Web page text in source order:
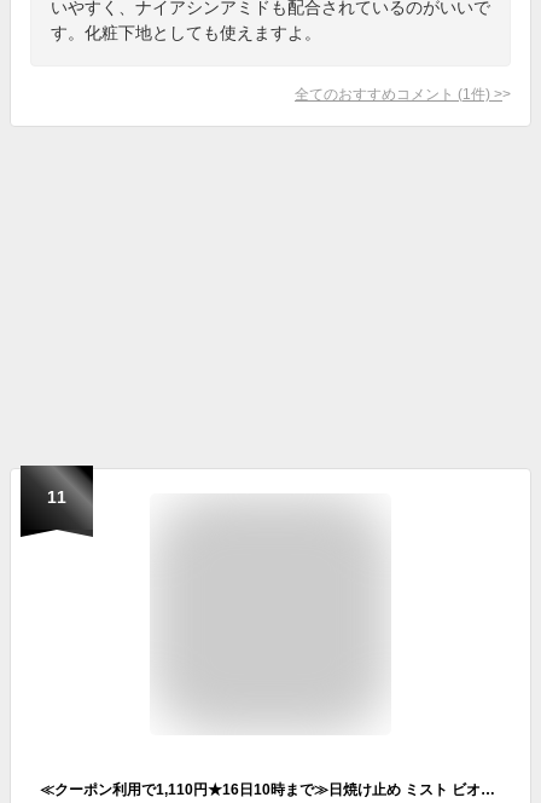
いやすく、ナイアシンアミドも配合されているのがいいで
す。化粧下地としても使えますよ。
全てのおすすめコメント (1 件) >
11
≪クーポン利用で1,110円★16日10時まで≫日焼け止め ミスト ビオレUV ウォータープルーフ 日焼け アクアリッチ アクアプロテクト 60ml 花王 BioreUV UV対策 顔・全身 SPF50 PA++++ スーパー 紫外線 浴びる霧 KAO